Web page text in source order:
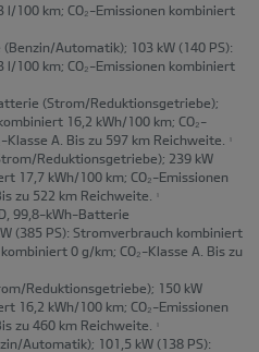
100 km; CO₂-Emissionen kombiniert
(Benzin/Automatik); 103 kW (140 PS):
100 km; CO₂-Emissionen kombiniert
(Strom/Reduktionsgetriebe);
16,2 kWh/100 km; CO₂-
A. Bis zu 597 km Reichweite.
1
Reduktionsgetriebe); 239 kW
17,7 kWh/100 km; CO₂-Emissionen
zu 522 km Reichweite.
1
99,8-kWh-Batterie
(385 PS): Stromverbrauch kombiniert
0 g/km; CO₂-Klasse A. Bis zu
Reduktionsgetriebe); 150 kW
16,2 kWh/100 km; CO₂-Emissionen
zu 460 km Reichweite.
1
Automatik); 101,5 kW (138 PS):